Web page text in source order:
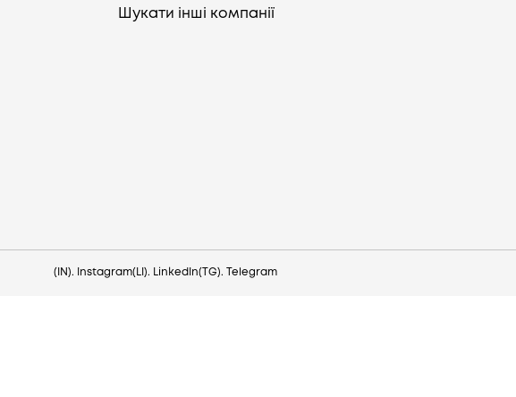
Шукати інші компанії
(IN). Instagram(LI). LinkedIn(TG). Telegram